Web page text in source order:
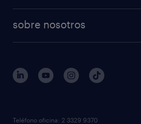
sobre nosotros
Teléfono oficina: 2 3329 9370